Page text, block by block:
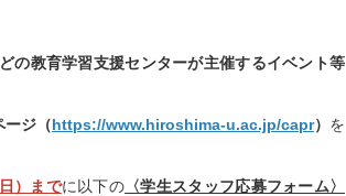
の教育学習支援センターが主催するイベント等
ージ（https://www.hiroshima-u.ac.jp/capr） を
）までに以下の 〈学生スタッフ応募フォーム〉